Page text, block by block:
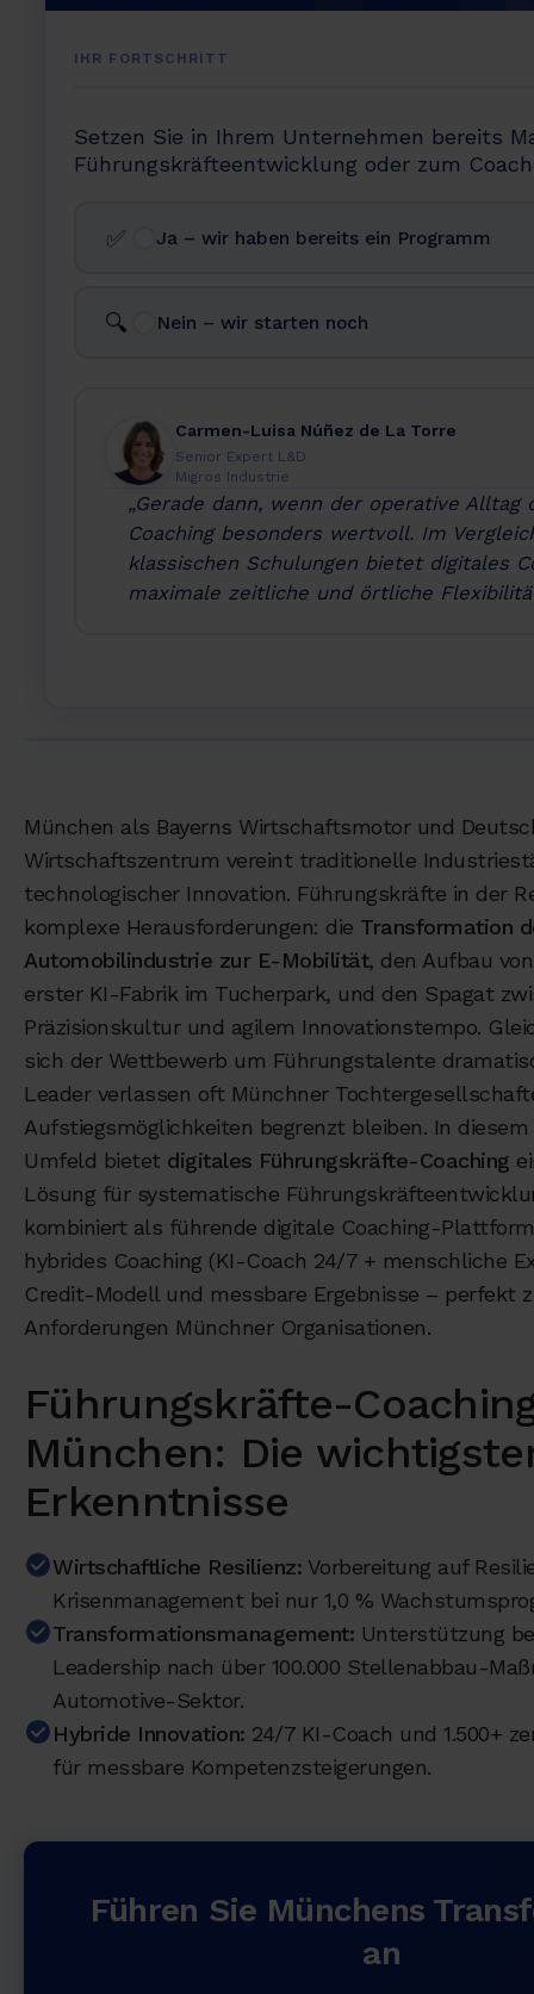
IHR FORTSCHRITT
Setzen Sie in Ihrem Unternehmen bereits
Führungskräfteentwicklung oder zum
✅ Ja – wir haben bereits ein Programm
🔍 Nein – wir starten noch
Carmen-Luisa Núñez de La Torre
Senior Expert L&D
Migros Industrie
„Gerade dann, wenn der operative Alltag
Coaching besonders wertvoll. Im
klassischen Schulungen bietet digitales
maximale zeitliche und örtliche
München als Bayerns Wirtschaftsmotor und
Wirtschaftszentrum vereint traditionelle
technologischer Innovation. Führungskräfte in der
komplexe Herausforderungen: die Transformation
Automobilindustrie zur E-Mobilität, den Aufbau
erster KI-Fabrik im Tucherpark, und den Spagat
Präzisionskultur und agilem Innovationstempo.
sich der Wettbewerb um Führungstalente
Leader verlassen oft Münchner
Aufstiegsmöglichkeiten begrenzt bleiben. In
Umfeld bietet digitales Führungskräfte-Coaching
Lösung für systematische
kombiniert als führende digitale Coaching-
hybrides Coaching (KI-Coach 24/7 + menschliche
Credit-Modell und messbare Ergebnisse – perfekt
Anforderungen Münchner Organisationen.
Führungskräfte-
München: Die
Erkenntnisse
Wirtschaftliche Resilienz: Vorbereitung auf
Krisenmanagement bei nur 1,0 %
Transformationsmanagement: Unterstützung
Leadership nach über 100.000 Stellenabbau-
Automotive-Sektor.
Hybride Innovation: 24/7 KI-Coach und 1.500+
für messbare Kompetenzsteigerungen.
Führen Sie Münchens
an